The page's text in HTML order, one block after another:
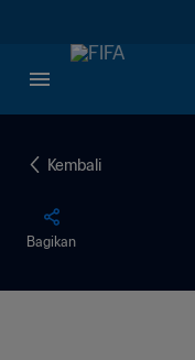
Kembali
Bagikan